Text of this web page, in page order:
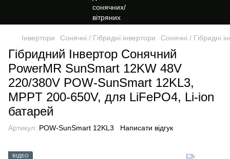
Інвертори Сонячні / Гібридні інвертори Сонячні / Гібридні
Гібридний Інвертор Сонячний
PowerMR SunSmart 12KW 48V
220/380V POW-SunSmart 12KL3,
MPPT 200-650V, для LiFePO4, Li-ion
батарей
Артикул: POW-SunSmart 12KL3 Написати відгук
ВІДЕО